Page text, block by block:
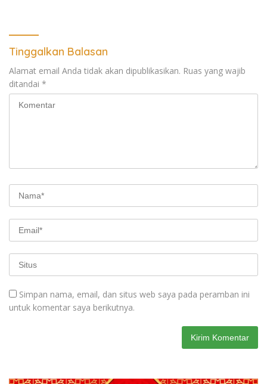
Tinggalkan Balasan
Alamat email Anda tidak akan dipublikasikan. Ruas yang wajib
ditandai *
Simpan nama, email, dan situs web saya pada peramban ini
untuk komentar saya berikutnya.